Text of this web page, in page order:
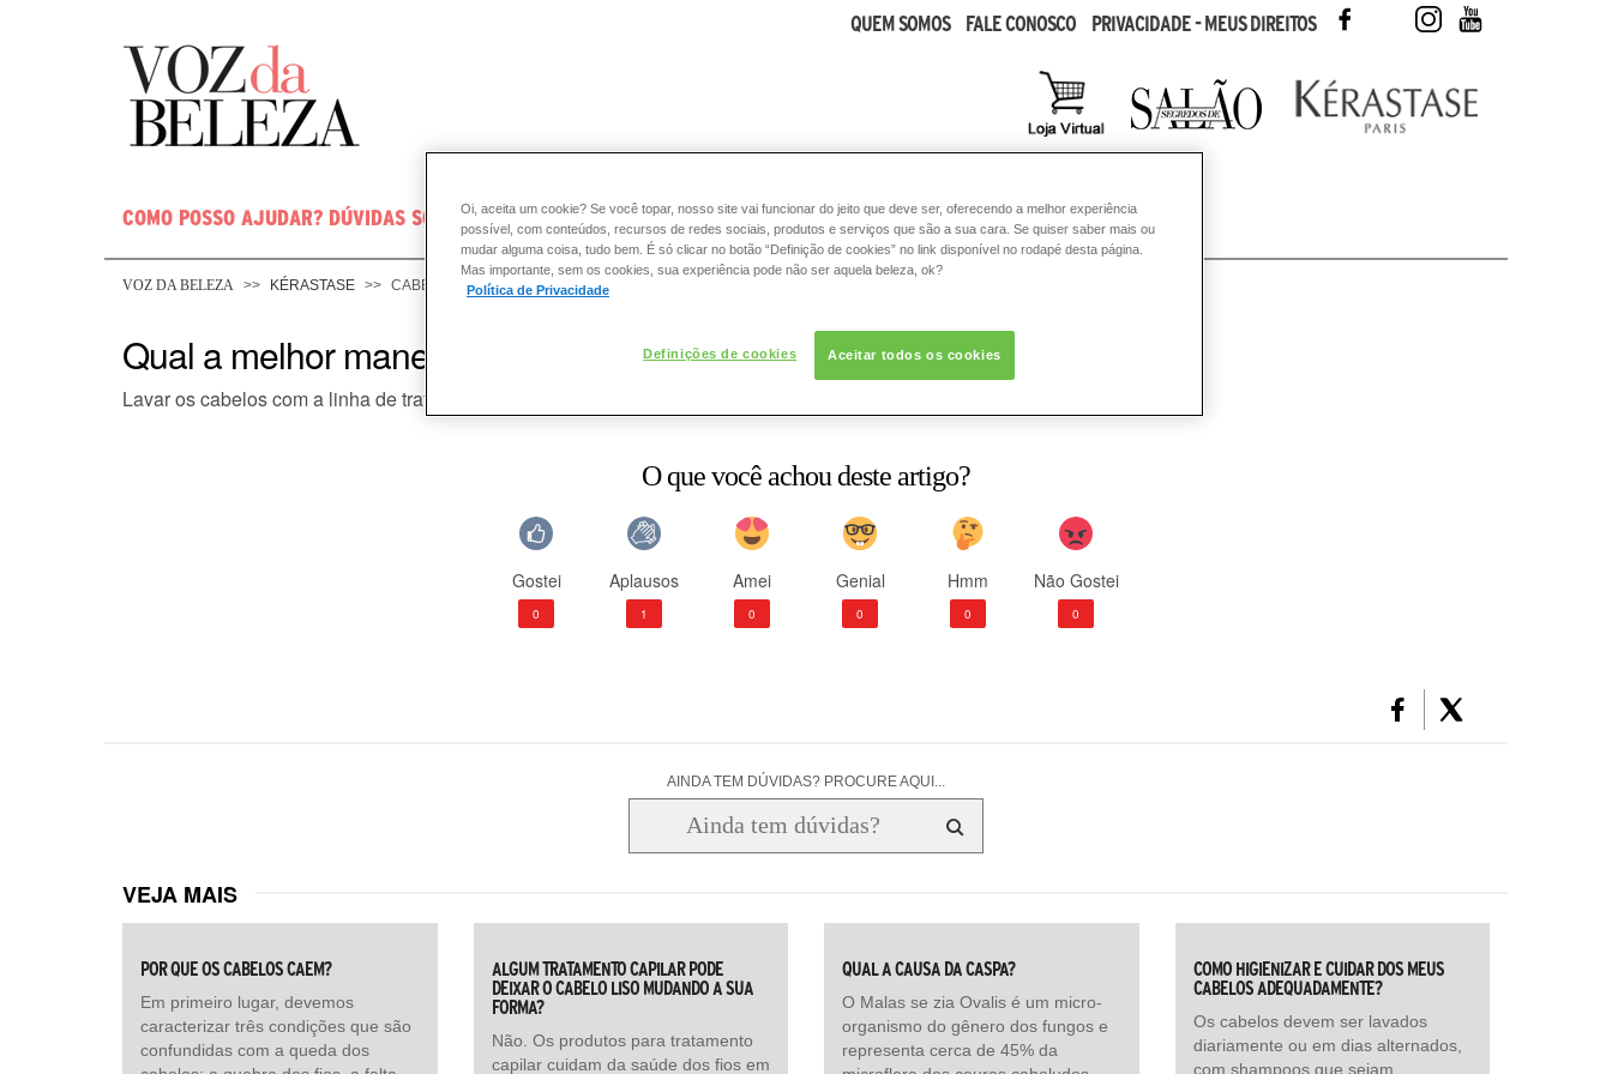
QUEM SOMOS FALE CONOSCO PRIVACIDADE - MEUS DIREITOS FACEBOOKTWITTERINSTAGRAM
COMO POSSO AJUDAR? DÚVIDAS SOBRE: CABELO CONSULTORIA DE PRODUTOS KÉRASTASE
VOZ DA BELEZA KÉRASTASE CABELO
Qual a melhor maneira de remover dos cabelos os produtos Styling?
Lavar os cabelos com a linha de tratamento capilar mais adequada à necessidade do cabelo.
O que você achou deste artigo?
Gostei
0
Aplausos
1
Amei
0
Genial
0
Hmm
0
Não Gostei
0
AINDA TEM DÚVIDAS? PROCURE AQUI...
VEJA MAIS
POR QUE OS CABELOS CAEM?
Em primeiro lugar, devemos
caracterizar três condições que são
confundidas com a queda dos
ALGUM TRATAMENTO CAPILAR PODE
DEIXAR O CABELO LISO MUDANDO A SUA
FORMA?
Não. Os produtos para tratamento
capilar cuidam da saúde dos fios em
QUAL A CAUSA DA CASPA?
O Malas se zia Ovalis é um micro-
organismo do gênero dos fungos e
representa cerca de 45% da
COMO HIGIENIZAR E CUIDAR DOS MEUS
CABELOS ADEQUADAMENTE?
Os cabelos devem ser lavados
diariamente ou em dias alternados,
com shampoos que sejam
Oi, aceita um cookie? Se você topar, nosso site vai funcionar do jeito que deve ser, oferecendo a melhor experiência
possível, com conteúdos, recursos de redes sociais, produtos e serviços que são a sua cara. Se quiser saber mais ou
mudar alguma coisa, tudo bem. É só clicar no botão “Definição de cookies” no link disponível no rodapé desta página.
Mas importante, sem os cookies, sua experiência pode não ser aquela beleza, ok?
Política de Privacidade
Definições de cookies Aceitar todos os cookies